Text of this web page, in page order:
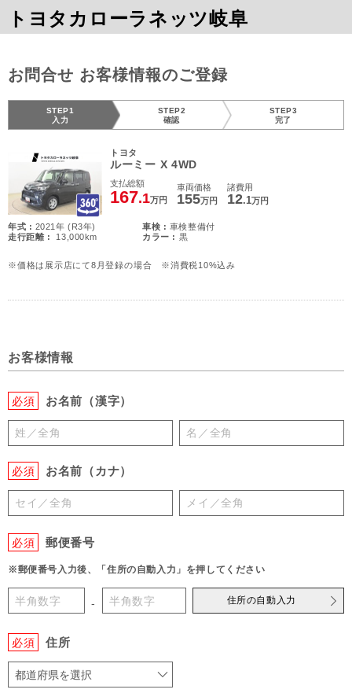
トヨタカローラネッツ岐阜
お問合せ お客様情報のご登録
STEP1
入力
STEP2
確認
STEP3
完了
トヨタ
ルーミー X 4WD
支払総額
167.1万円
車両価格
155万円
諸費用
12.1万円
年式 : 2021年 (R3年) 車検 : 車検整備付
走行距離 :
13,000km カラー : 黒
※価格は展示店にて8月登録の場合 ※消費税10%込み
お客様情報
必須 お名前（漢字）
必須 お名前（カナ）
必須 郵便番号
※郵便番号入力後、「住所の自動入力」を押してください
- 住所の自動入力
必須 住所
都道府県を選択